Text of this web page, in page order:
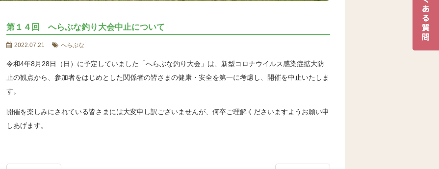
第１４回 へらぶな釣り大会中止について
2022.07.21 へらぶな
令和4年8月28日（日）に予定していました「へらぶな釣り大会」は、新型コロナウイルス感染症拡大防
止の観点から、参加者をはじめとした関係者の皆さまの健康・安全を第一に考慮し、開催を中止いたしま
す。
開催を楽しみにされている皆さまには大変申し訳ございませんが、何卒ご理解くださいますようお願い申
しあげます。